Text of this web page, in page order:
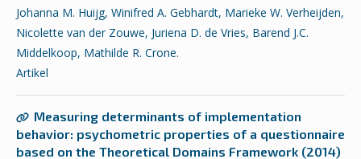
Johanna M. Huijg, Winifred A. Gebhardt, Marieke W. Verheijden,
Nicolette van der Zouwe, Juriena D. de Vries, Barend J.C.
Middelkoop, Mathilde R. Crone.
Artikel
Measuring determinants of implementation
behavior: psychometric properties of a questionnaire
based on the Theoretical Domains Framework (2014)